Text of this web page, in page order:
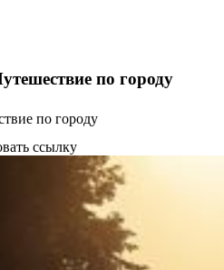
по городу
по городу